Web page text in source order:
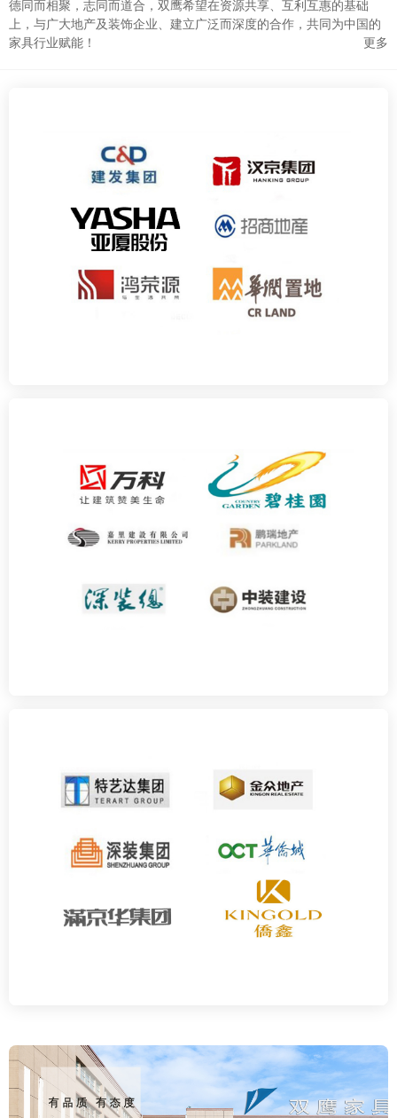
德同而相聚，志同而道合，双鹰希望在资源共享、互利互惠的基础
上，与广大地产及装饰企业、建立广泛而深度的合作，共同为中国的
家具行业赋能！
更多